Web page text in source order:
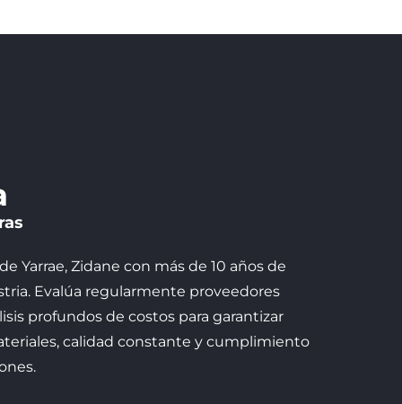
Yarrae, Zidane con más de 10 años de
Evalúa regularmente proveedores
profundos de costos para garantizar
calidad constante y cumplimiento